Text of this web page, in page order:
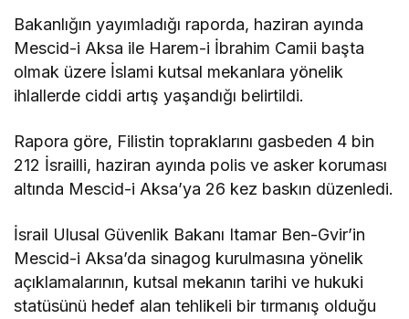
Bakanlığın yayımladığı raporda, haziran ayında
Mescid-i Aksa ile Harem-i İbrahim Camii başta
olmak üzere İslami kutsal mekanlara yönelik
ihlallerde ciddi artış yaşandığı belirtildi.
Rapora göre, Filistin topraklarını gasbeden 4 bin
212 İsrailli, haziran ayında polis ve asker koruması
altında Mescid-i Aksa’ya 26 kez baskın düzenledi.
İsrail Ulusal Güvenlik Bakanı Itamar Ben-Gvir’in
Mescid-i Aksa’da sinagog kurulmasına yönelik
açıklamalarının, kutsal mekanın tarihi ve hukuki
statüsünü hedef alan tehlikeli bir tırmanış olduğu